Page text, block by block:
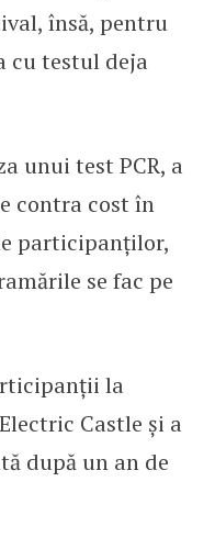
însă, pentru
cu testul deja
unui test PCR, a
contra cost în
participanților,
se fac pe
la
Castle și a
după un an de